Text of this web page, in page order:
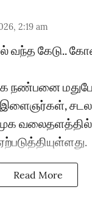
2:19 am
வந்த கேடு..
நண்பனை
வலைதளத்தில்
Read More